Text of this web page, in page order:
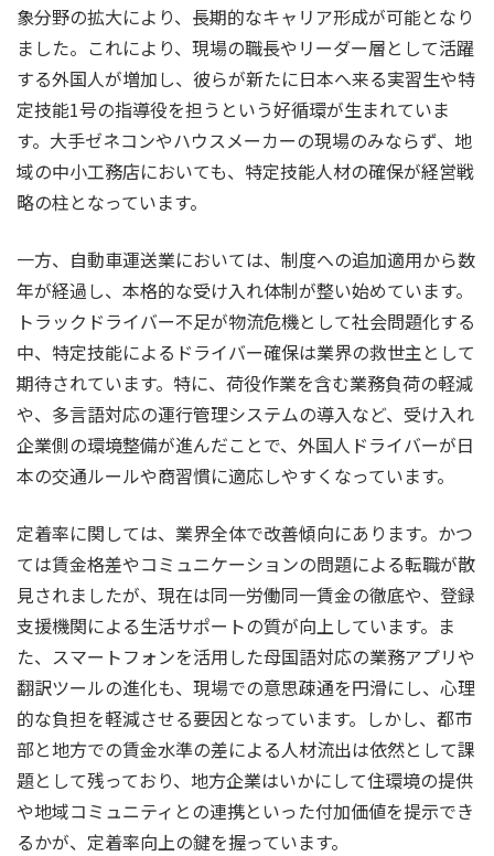
象分野の拡大により、長期的なキャリア形成が可能となり
ました。これにより、現場の職長やリーダー層として活躍
する外国人が増加し、彼らが新たに日本へ来る実習生や特
定技能1号の指導役を担うという好循環が生まれていま
す。大手ゼネコンやハウスメーカーの現場のみならず、地
域の中小工務店においても、特定技能人材の確保が経営戦
略の柱となっています。
一方、自動車運送業においては、制度への追加適用から数
年が経過し、本格的な受け入れ体制が整い始めています。
トラックドライバー不足が物流危機として社会問題化する
中、特定技能によるドライバー確保は業界の救世主として
期待されています。特に、荷役作業を含む業務負荷の軽減
や、多言語対応の運行管理システムの導入など、受け入れ
企業側の環境整備が進んだことで、外国人ドライバーが日
本の交通ルールや商習慣に適応しやすくなっています。
定着率に関しては、業界全体で改善傾向にあります。かつ
ては賃金格差やコミュニケーションの問題による転職が散
見されましたが、現在は同一労働同一賃金の徹底や、登録
支援機関による生活サポートの質が向上しています。ま
た、スマートフォンを活用した母国語対応の業務アプリや
翻訳ツールの進化も、現場での意思疎通を円滑にし、心理
的な負担を軽減させる要因となっています。しかし、都市
部と地方での賃金水準の差による人材流出は依然として課
題として残っており、地方企業はいかにして住環境の提供
や地域コミュニティとの連携といった付加価値を提示でき
るかが、定着率向上の鍵を握っています。